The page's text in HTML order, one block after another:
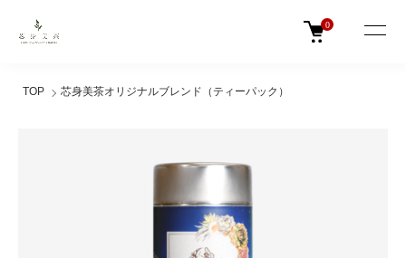
0
TOP 芯身美茶オリジナルブレンド（ティーパック）